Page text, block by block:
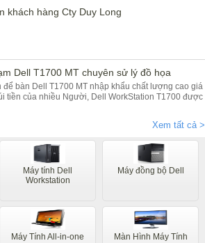
khách hàng Cty Duy Long
Dell T1700 MT chuyên sử lý đồ họa
để bàn Dell T1700 MT nhập khẩu chất lượng cao giá
tiền của nhiều Người, Dell WorkStation T1700 được
Xem tất cả >
Máy tính Dell
Workstation
Máy đồng bộ Dell
Máy Tính All-in-one Màn Hình Máy Tính